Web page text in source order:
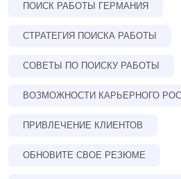
ПОИСК РАБОТЫ ГЕРМАНИЯ
СТРАТЕГИЯ ПОИСКА РАБОТЫ
СОВЕТЫ ПО ПОИСКУ РАБОТЫ
ВОЗМОЖНОСТИ КАРЬЕРНОГО
ПРИВЛЕЧЕНИЕ КЛИЕНТОВ
ОБНОВИТЕ СВОЕ РЕЗЮМЕ